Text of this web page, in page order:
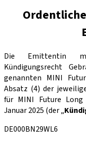
Die Emittentin
Kündigungsrecht
genannten MINI
Absatz (4) der
für MINI Future Long
Januar 2025 (der „
DE000BN29WL6